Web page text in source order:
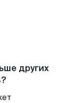
других